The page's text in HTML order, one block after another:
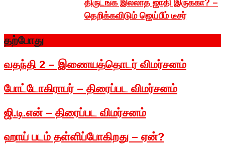
திருடங்க இல்லாத ஜாதி இருக்கா? –
தெறிக்கவிடும் ஜெய்பீம் டீசர்
தற்போது
வதந்தி 2 – இணையத்தொடர் விமர்சனம்
போட்டோகிராபர் – திரைப்பட விமர்சனம்
ஜி.டி.என் – திரைப்பட விமர்சனம்
ஹாய் படம் தள்ளிப்போகிறது – ஏன்?